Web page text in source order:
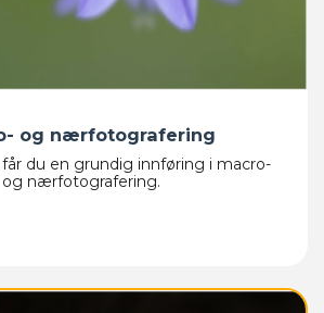
og nærfotografering
du en grundig innføring i macro-
og nærfotografering.